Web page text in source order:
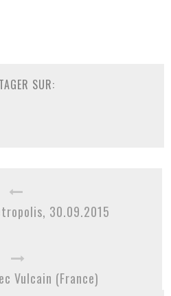
SUR:
30.09.2015
Vulcain (France)